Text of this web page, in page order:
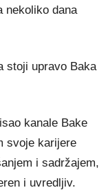
nekoliko dana
stoji upravo Baka
kanale Bake
svoje karijere
i sadržajem,
i uvredljiv.